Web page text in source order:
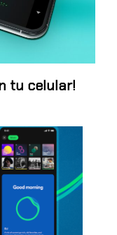
tu celular!